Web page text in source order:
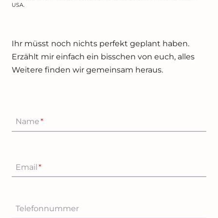
USA.
Ihr müsst noch nichts perfekt geplant haben.
Erzählt mir einfach ein bisschen von euch, alles
Weitere finden wir gemeinsam heraus.
Name*
Email*
Telefonnummer